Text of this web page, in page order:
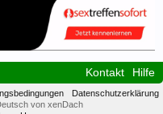
Kontakt Hilfe
Datenschutzerklärung
von xenDach